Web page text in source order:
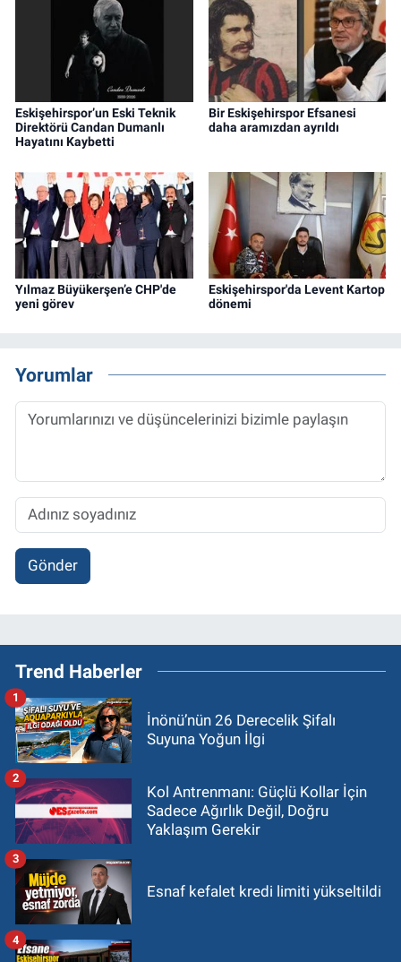
Eskişehirspor’un Eski Teknik
Direktörü Candan Dumanlı
Hayatını Kaybetti
Bir Eskişehirspor Efsanesi
daha aramızdan ayrıldı
Yılmaz Büyükerşen’e CHP'de
yeni görev
Eskişehirspor'da Levent Kartop
dönemi
Yorumlar
Gönder
Trend Haberler
İnönü’nün 26 Derecelik Şifalı
Suyuna Yoğun İlgi
1
Kol Antrenmanı: Güçlü Kollar İçin
Sadece Ağırlık Değil, Doğru
Yaklaşım Gerekir
2
Esnaf kefalet kredi limiti yükseltildi
3
4